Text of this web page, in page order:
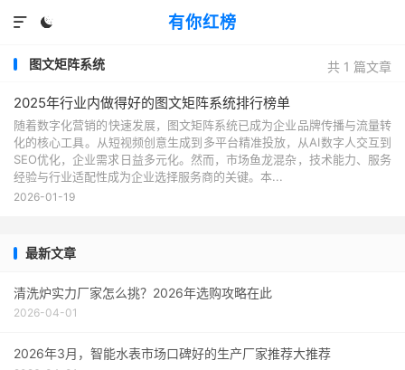
有你红榜


共 1 篇文章
图文矩阵系统
2025年行业内做得好的图文矩阵系统排行榜单
随着数字化营销的快速发展，图文矩阵系统已成为企业品牌传播与流量转
化的核心工具。从短视频创意生成到多平台精准投放，从AI数字人交互到
SEO优化，企业需求日益多元化。然而，市场鱼龙混杂，技术能力、服务
经验与行业适配性成为企业选择服务商的关键。本...
2026-01-19
最新文章
清洗炉实力厂家怎么挑？2026年选购攻略在此
2026-04-01
2026年3月，智能水表市场口碑好的生产厂家推荐大推荐